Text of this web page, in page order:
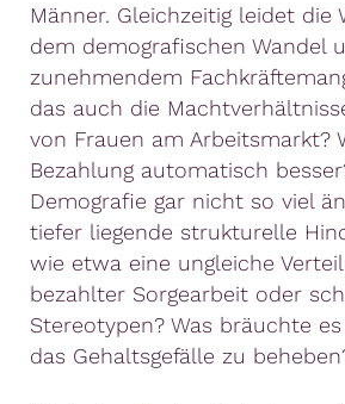
Männer. Gleichzeitig leidet
dem demografischen Wandel
zunehmendem
das auch die
von Frauen am Arbeitsmarkt?
Bezahlung automatisch
Demografie gar nicht so viel
tiefer liegende strukturelle
wie etwa eine ungleiche
bezahlter Sorgearbeit oder
Stereotypen? Was bräuchte
das Gehaltsgefälle zu